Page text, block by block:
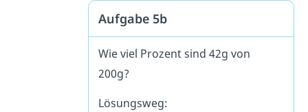
Aufgabe 5b
Wie viel Prozent sind 42g von
200g?
Lösungsweg: